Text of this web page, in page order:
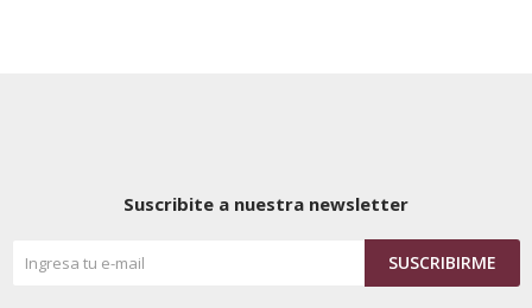
Suscribite a nuestra newsletter
SUSCRIBIRME